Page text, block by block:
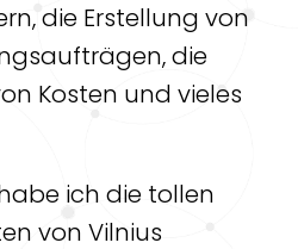
die Erstellung von
die
Kosten und vieles
ich die tollen
von Vilnius